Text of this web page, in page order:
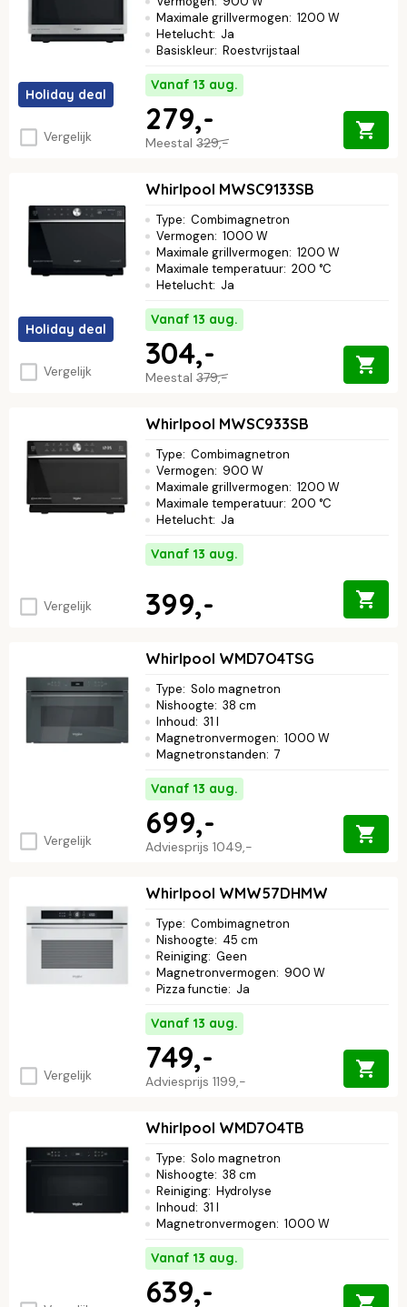
Holiday deal
Vergelijk
Maximale grillvermogen: 1200 W
Hetelucht: Ja
Basiskleur: Roestvrijstaal
Vanaf 13 aug.
Meestal 329,-
279,-
Holiday deal
Vergelijk
Whirlpool MWSC9133SB
Type: Combimagnetron
Vermogen: 1000 W
Maximale grillvermogen: 1200 W
Maximale temperatuur: 200 °C
Hetelucht: Ja
Vanaf 13 aug.
Meestal 379,-
304,-
Vergelijk
Whirlpool MWSC933SB
Type: Combimagnetron
Vermogen: 900 W
Maximale grillvermogen: 1200 W
Maximale temperatuur: 200 °C
Hetelucht: Ja
Vanaf 13 aug.
399,-
Vergelijk
Whirlpool WMD7O4TSG
Type: Solo magnetron
Nishoogte: 38 cm
Inhoud: 31 l
Magnetronvermogen: 1000 W
Magnetronstanden: 7
Vanaf 13 aug.
Adviesprijs 1049,-
699,-
Vergelijk
Whirlpool WMW57DHMW
Type: Combimagnetron
Nishoogte: 45 cm
Reiniging: Geen
Magnetronvermogen: 900 W
Pizza functie: Ja
Vanaf 13 aug.
Adviesprijs 1199,-
749,-
Whirlpool WMD7O4TB
Type: Solo magnetron
Nishoogte: 38 cm
Reiniging: Hydrolyse
Inhoud: 31 l
Magnetronvermogen: 1000 W
Vanaf 13 aug.
639,-